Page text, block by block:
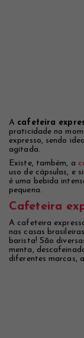
A cafeteira
praticidade no
expresso, sendo
agitada.
Existe, também, a
uso de cápsulas, e
é uma bebida
pequena.
Cafeteira
A cafeteira
nas casas
barista! São
menta,
diferentes marcas,